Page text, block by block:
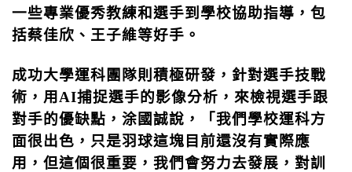
一些專業優秀教練和選手到學校協助指導，包
括蔡佳欣、王子維等好手。
成功大學運科團隊則積極研發，針對選手技戰
術，用 AI捕捉選手的影像分析，來檢視選手跟
對手的優缺點，涂國誠說，「我們學校運科方
面很出色，只是羽球這塊目前還沒有實際應
用，但這個很重要，我們會努力去發展，對訓